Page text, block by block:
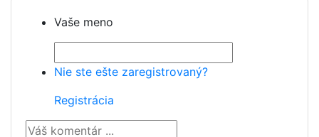
Vaše meno
Nie ste ešte zaregistrovaný?
Registrácia